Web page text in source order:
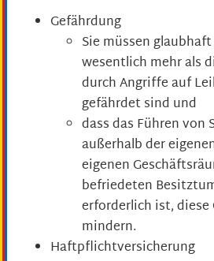
Gefährdung
Sie müssen
wesentlich mehr als
durch Angriffe auf
gefährdet sind und
dass das Führen von
außerhalb der
eigenen
befriedeten
erforderlich ist, diese
mindern.
Haftpflichtversicherung